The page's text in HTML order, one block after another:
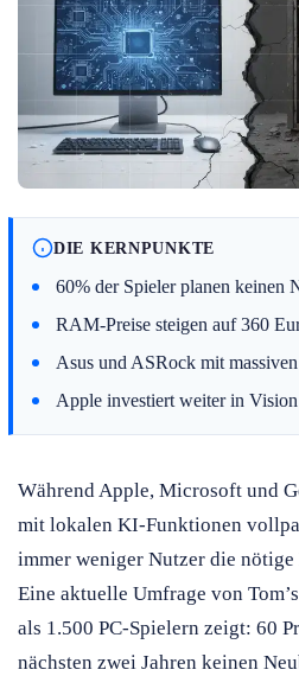
DIE KERNPUNKTE
60% der Spieler planen keinen
RAM-Preise steigen auf 360
Asus und ASRock mit
Apple investiert weiter in
Während Apple, Microsoft und
mit lokalen KI-Funktionen
immer weniger Nutzer die nötige
Eine aktuelle Umfrage von
als 1.500 PC-Spielern zeigt: 60
nächsten zwei Jahren keinen